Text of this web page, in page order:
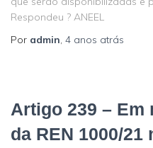
Respondeu ? ANEEL
Por admin, 4 anos atrás
Artigo 239 – Em
da REN 1000/